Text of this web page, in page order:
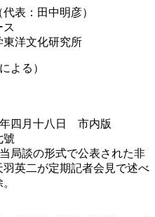
表：田中明彦）
ス
洋文化研究所
よる）
四月十八日 市内版
號
局談の形式で公表された非
英二が定期記者会見で述べ